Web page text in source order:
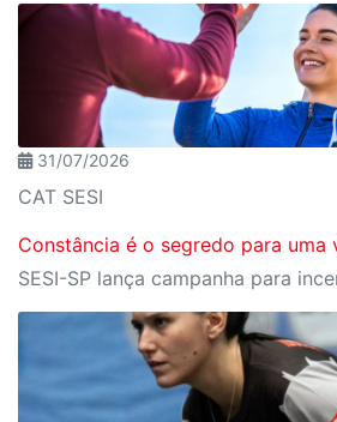
31/07/2026
CAT SESI
Constância é o segredo para uma